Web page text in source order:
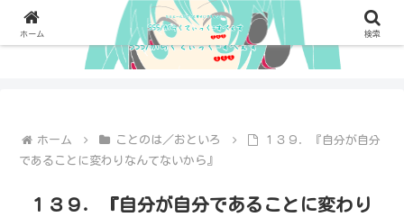
ホーム ことのは／おといろ
１３９．『自分が自分
であることに変わりなんてないから』
１３９．『自分が自分であることに変わり
ホーム 検索